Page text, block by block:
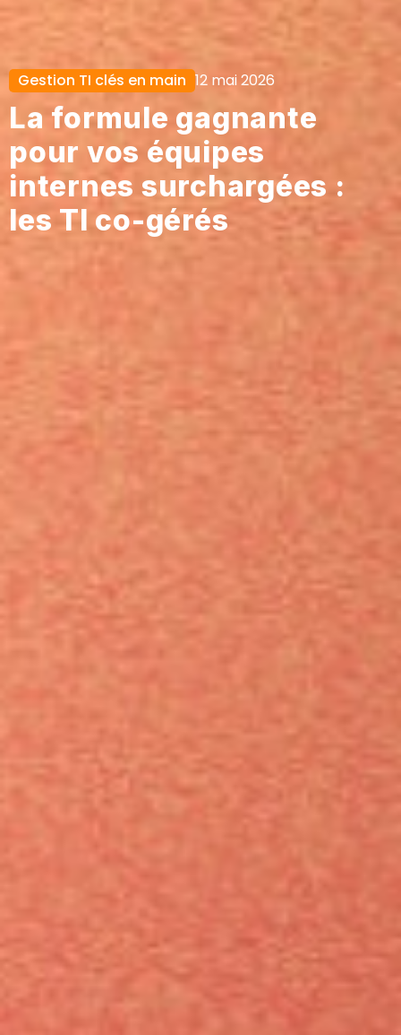
Gestion TI clés en main 12 mai 2026
La formule gagnante
pour vos équipes
internes surchargées :
les TI co-gérés